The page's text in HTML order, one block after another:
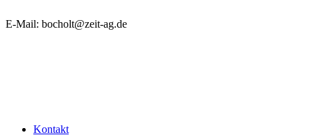
E-Mail: bocholt@zeit-ag.de
Kontakt